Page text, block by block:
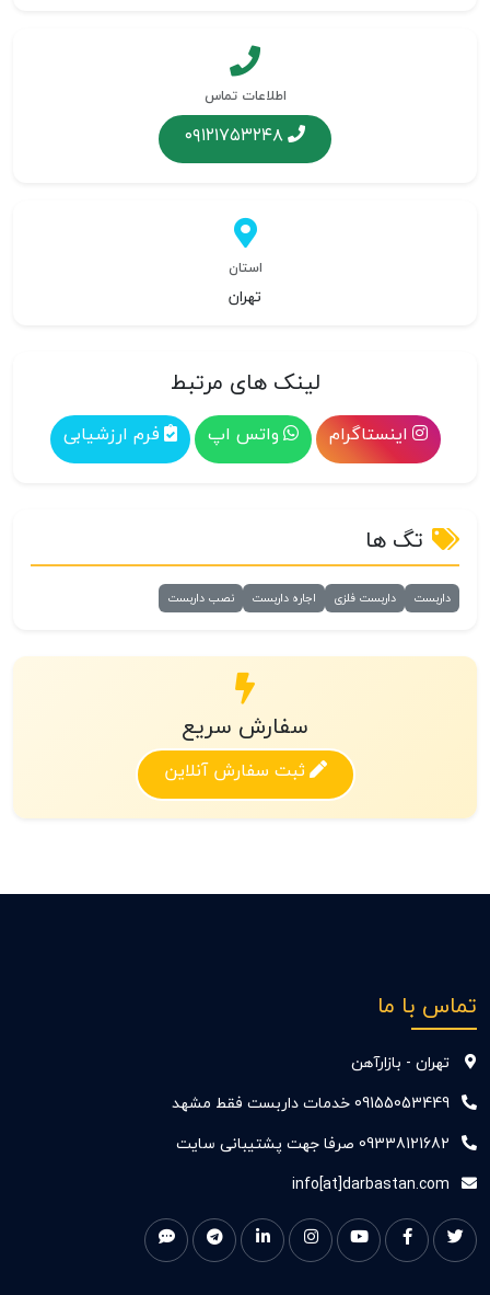
اطلاعات تماس
۰۹۱۲۱۷۵۳۲۴۸
استان
تهران
لینک های مرتبط
اینستاگرام واتس اپ فرم ارزشیابی
تگ ها
داربست داربست فلزی اجاره داربست نصب داربست
سفارش سریع
ثبت سفارش آنلاین
تماس با ما
تهران - بازارآهن
09155053449 خدمات داربست فقط مشهد
09338121682 صرفا جهت پشتیبانی سایت
info[at]darbastan.com